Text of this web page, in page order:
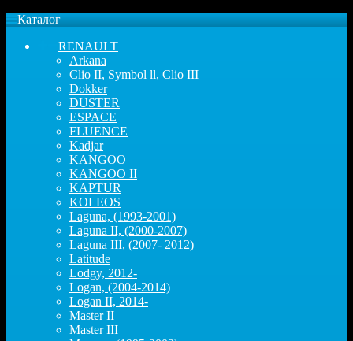
Каталог
RENAULT
Arkana
Clio II, Symbol ll, Clio III
Dokker
DUSTER
ESPACE
FLUENCE
Kadjar
KANGOO
KANGOO II
KAPTUR
KOLEOS
Laguna, (1993-2001)
Laguna II, (2000-2007)
Laguna III, (2007- 2012)
Latitude
Lodgy, 2012-
Logan, (2004-2014)
Logan II, 2014-
Master II
Master III